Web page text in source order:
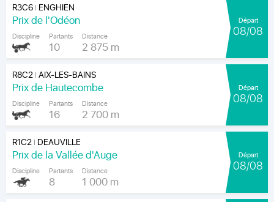
R3C6| ENGHIEN
Prix de l'Odéon
Discipline Partants
10
Distance
2 875 m
Départ
08/08
R8C2|AIX-LES-BAINS
Prix de Hautecombe
Discipline Partants
16
Distance
2 700 m
Départ
08/08
R1C2| DEAUVILLE
Prix de la Vallée d'Auge
Discipline Partants
8
Distance
1 000 m
Départ
08/08